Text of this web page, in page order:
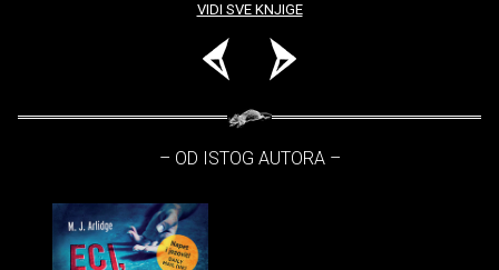
VIDI SVE KNJIGE
– OD ISTOG AUTORA –